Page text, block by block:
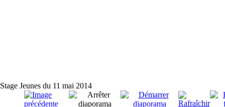
Stage Jeunes du 11 mai 2014